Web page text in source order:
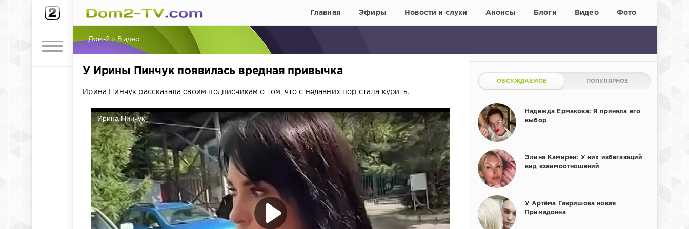
Главная Эфиры Новости и слухи Анонсы Блоги Видео Фото
Дом-2 » Видео
У Ирины Пинчук появилась вредная привычка
Ирина Пинчук рассказала своим подписчикам о том, что с недавних пор стала курить.
ОБСУЖДАЕМОЕ ПОПУЛЯРНОЕ
Надежда Ермакова: Я приняла его
выбор
Элина Камирен: У них избегающий
вид взаимоотношений
У Артёма Гавришова новая
Примадонна